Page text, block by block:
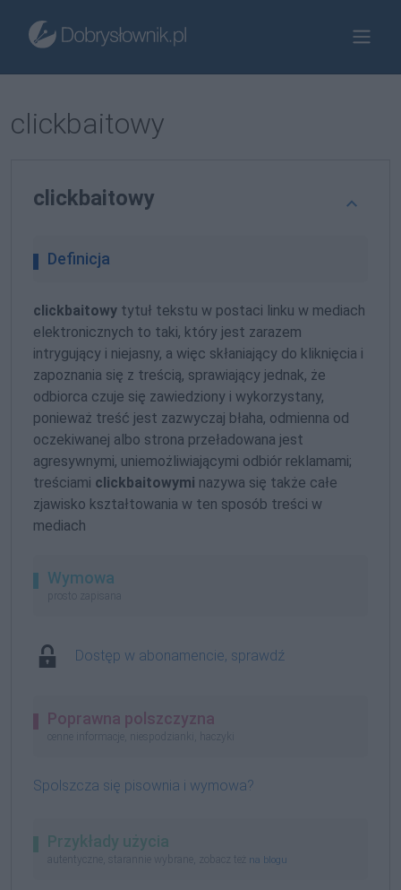
clickbaitowy
clickbaitowy
Definicja
clickbaitowy tytuł tekstu w postaci linku w mediach
elektronicznych to taki, który jest zarazem
intrygujący i niejasny, a więc skłaniający do kliknięcia i
zapoznania się z treścią, sprawiający jednak, że
odbiorca czuje się zawiedziony i wykorzystany,
ponieważ treść jest zazwyczaj błaha, odmienna od
oczekiwanej albo strona przeładowana jest
agresywnymi, uniemożliwiającymi odbiór reklamami;
treściami clickbaitowymi nazywa się także całe
zjawisko kształtowania w ten sposób treści w
mediach
Wymowa
prosto zapisana
Dostęp w abonamencie, sprawdź
Poprawna polszczyzna
cenne informacje, niespodzianki, haczyki
Spolszcza się pisownia i wymowa?
Przykłady użycia
autentyczne, starannie wybrane, zobacz też na blogu